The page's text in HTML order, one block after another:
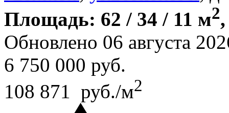
Площадь: 62 / 34 / 11 м2
Обновлено 06 августа
6 750 000 руб.
108 871 руб./м2